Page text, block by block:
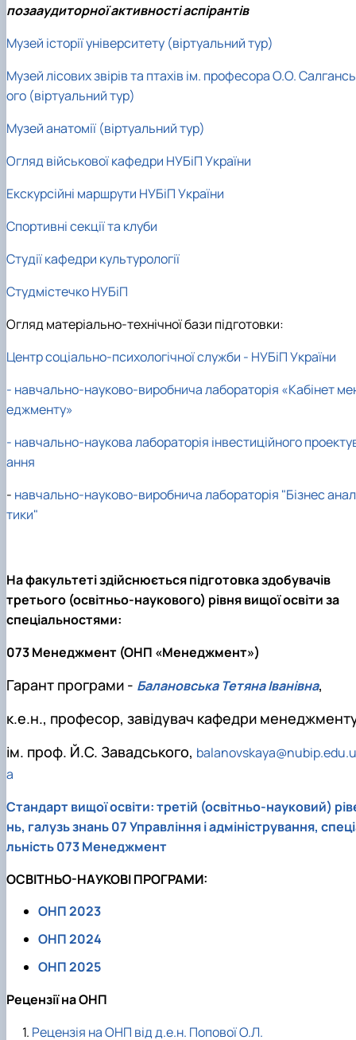
позааудиторної активності аспірантів
Музей історії університету (віртуальний тур)
Музей лісових звірів та птахів ім. професора О.О.
ого (віртуальний тур)
Музей анатомії (віртуальний тур)
Огляд військової кафедри НУБіП України
Екскурсійні маршрути НУБіП України
Спортивні секції та клуби
Студії кафедри культурології
Студмістечко НУБіП
Огляд матеріально-технічної бази підготовки:
Центр соціально-психологічної служби - НУБіП України
- навчально-науково-виробнича лабораторія «Кабінет
еджменту»
- навчально-наукова лабораторія інвестиційного
ання
- навчально-науково-виробнича лабораторія "Бізнес
тики"
На факультеті здійснюється підготовка здобувачів
третього (освітньо-наукового) рівня вищої освіти за
спеціальностями:
073 Менеджмент (ОНП «Менеджмент»)
Гарант програми - Балановська Тетяна Іванівна,
к.е.н., професор, завідувач кафедри
ім. проф. Й.С. Завадського, balanovskaya@nubip.edu.u
a
Стандарт вищої освіти: третій (освітньо-науковий)
нь, галузь знань 07 Управління і адміністрування,
льність 073 Менеджмент
ОСВІТНЬО-НАУКОВІ ПРОГРАМИ:
ОНП 2023
ОНП 2024
ОНП 2025
Рецензії на ОНП
Рецензія на ОНП від д.е.н. Попової О.Л.